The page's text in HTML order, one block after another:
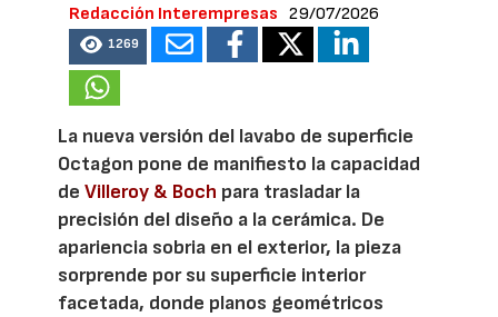
Redacción Interempresas 29/07/2026
1269
La nueva versión del lavabo de superficie
Octagon pone de manifiesto la capacidad
deVilleroy & Boch para trasladar la
precisión del diseño a la cerámica. De
apariencia sobria en el exterior, la pieza
sorprende por su superficie interior
facetada, donde planos geométricos